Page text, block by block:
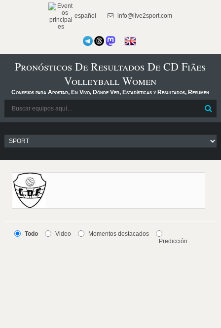
español info@live2sport.com
Pronósticos De Resultados De CD Fiães
Volleyball Women
Consejos para Apostar, En Vivo, Dónde Ver, Estadísticas y Resultados, Resumen
Todo Video
Momentos destacados
Predicción